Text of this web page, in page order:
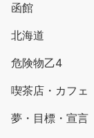
函館
北海道
危険物乙4
喫茶店・カフェ
夢・目標・宣言